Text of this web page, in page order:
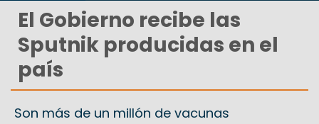
El Gobierno recibe las
Sputnik producidas en el
país
Son más de un millón de vacunas